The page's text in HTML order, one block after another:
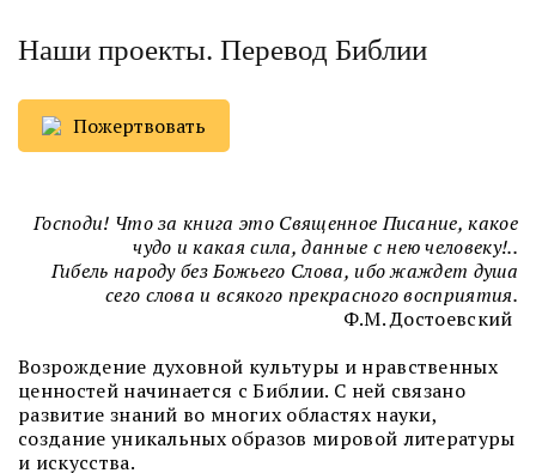
Наши проекты. Перевод Библии
Пожертвовать
Господи! Что за книга это Священное Писание, какое
чудо и какая сила, данные с нею человеку!..
Гибель народу без Божьего Слова, ибо жаждет душа
сего слова и всякого прекрасного восприятия.
Ф.М. Достоевский
Возрождение духовной культуры и нравственных
ценностей начинается с Библии. С ней связано
развитие знаний во многих областях науки,
создание уникальных образов мировой литературы
и искусства.